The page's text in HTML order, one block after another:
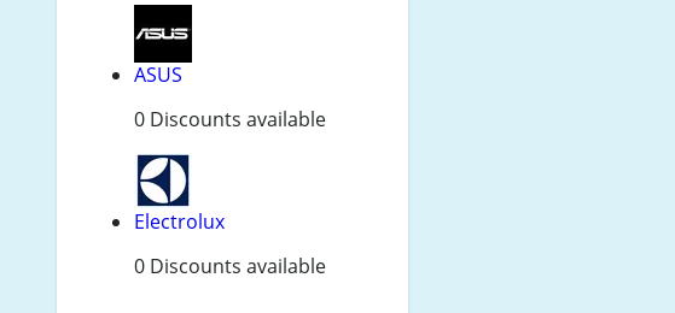
ASUS
0 Discounts available
Electrolux
0 Discounts available